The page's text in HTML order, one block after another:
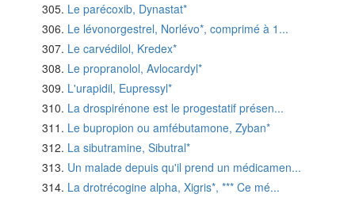
Le parécoxib, Dynastat*
Le lévonorgestrel, Norlévo*, comprimé à 1...
Le carvédilol, Kredex*
Le propranolol, Avlocardyl*
L'urapidil, Eupressyl*
La drospirénone est le progestatif présen...
Le bupropion ou amfébutamone, Zyban*
La sibutramine, Sibutral*
Un malade depuis qu'il prend un médicamen...
La drotrécogine alpha, Xigris*, *** Ce mé...